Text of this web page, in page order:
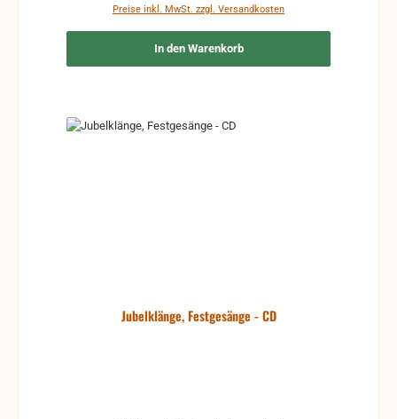
Preise inkl. MwSt. zzgl. Versandkosten
In den Warenkorb
Jubelklänge, Festgesänge - CD